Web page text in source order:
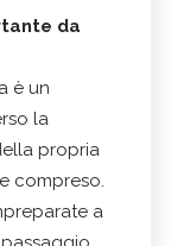
da
è un
la
propria
compreso.
a